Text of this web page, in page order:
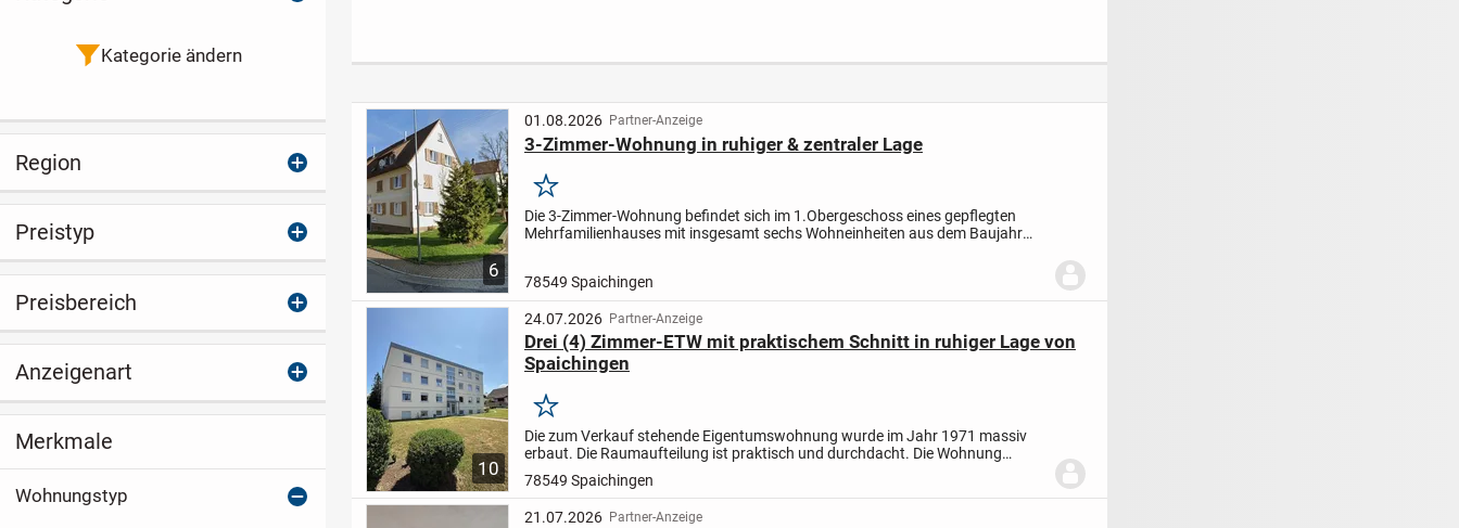
38,6m² mit Balkon
6
01.08.2026 Partner-Anzeige
3-Zimmer-Wohnung in ruhiger & zentraler Lage
Merken
Die 3-Zimmer-Wohnung befindet sich im 1.Obergeschoss eines gepflegten
Mehrfamilienhauses mit insgesamt sechs Wohneinheiten aus dem Baujahr
78549 Spaichingen
10
24.07.2026 Partner-Anzeige
Drei (4) Zimmer-ETW mit praktischem Schnitt in ruhiger Lage von
Spaichingen
Merken
Die zum Verkauf stehende Eigentumswohnung wurde im Jahr 1971 massiv
erbaut. Die Raumaufteilung ist praktisch und durchdacht. Die Wohnung
befindet sich in ruhiger Wohnlage von Spaichingen, dass...
78549 Spaichingen
21.07.2026 Partner-Anzeige
Kategorie ändern
Region
Preistyp
Preisbereich
Anzeigenart
Merkmale
Wohnungstyp